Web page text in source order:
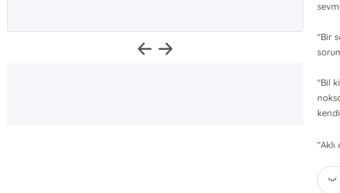
"Bir
"Bil